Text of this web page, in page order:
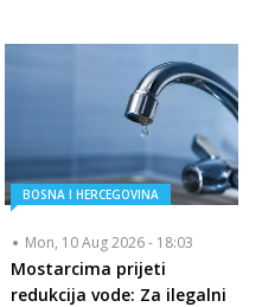
BOSNA I HERCEGOVINA
Mon, 10 Aug 2026 - 18:03
Mostarcima prijeti
redukcija vode: Za ilegalni